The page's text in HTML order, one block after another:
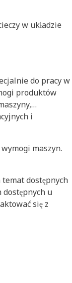
w układzie
do pracy w
produktów
i
maszyn.
dostępnych
dostępnych u
się z